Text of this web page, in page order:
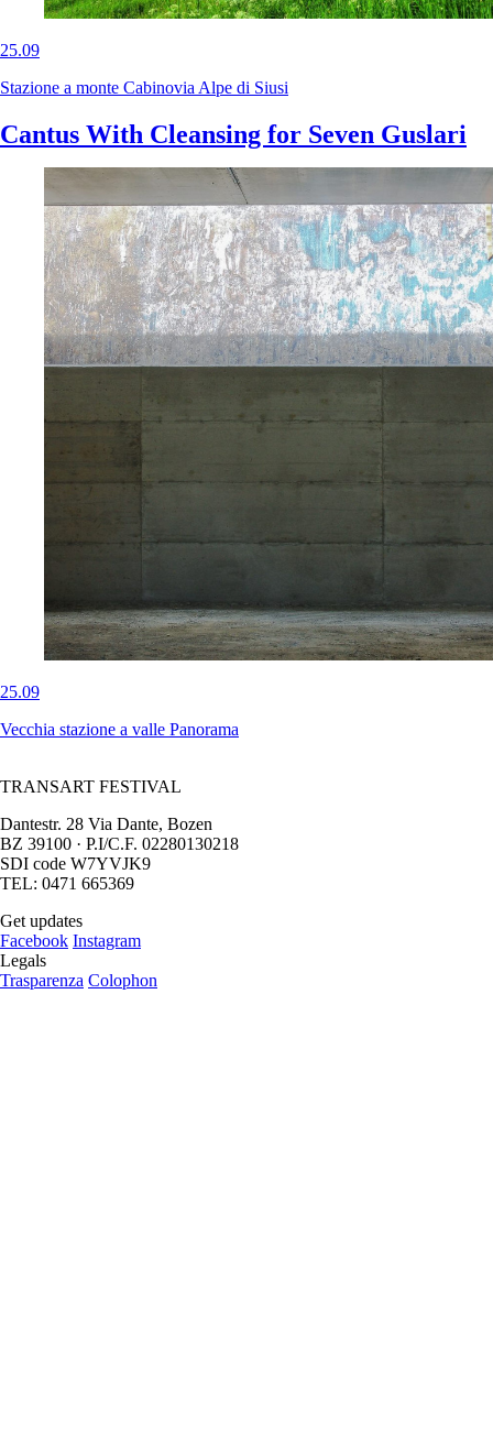
25.09
Stazione a monte Cabinovia Alpe di Siusi
Cantus With Cleansing for Seven Guslari
25.09
Vecchia stazione a valle Panorama
TRANSART FESTIVAL
Dantestr. 28 Via Dante, Bozen
BZ 39100 · P.I/C.F. 02280130218
SDI code W7YVJK9
TEL: 0471 665369
Get updates
Facebook Instagram
Legals
Trasparenza Colophon